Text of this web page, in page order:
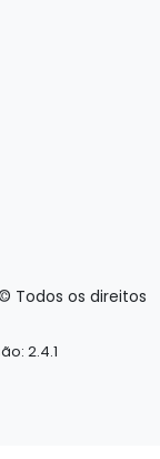
Todos os direitos
2.4.1